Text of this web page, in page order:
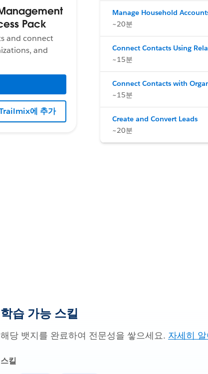
Pack
and connect
and
에 추가
Manage Household
~20분
Connect Contacts Using
~15분
Connect Contacts with
~15분
Create and Convert Leads
~20분
학습 가능 스킬
해당 뱃지를 완료하여 전문성을 쌓으세요. 자세히
스킬